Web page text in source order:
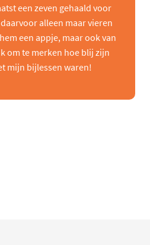
een zeven gehaald voor
alleen maar vieren
een appje, maar ook van
om te merken hoe blij zijn
mijn bijlessen waren!